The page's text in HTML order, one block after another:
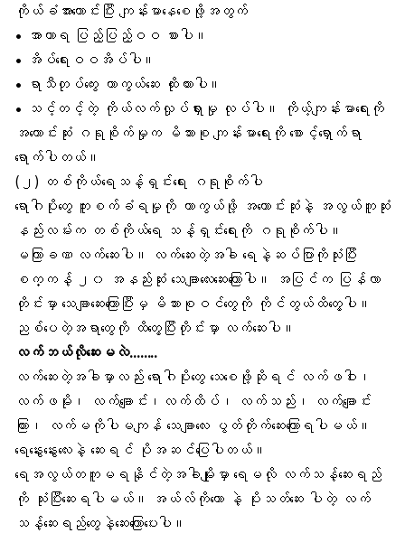
ကိုယ်ခံအားကောင်းပြီး ကျန်းမာနေစေဖို့အတွက်
• အာဟာရ ပြည့်ပြည့်ဝဝ စားပါ။
•
အိပ်ရေးဝဝအိပ် ပါ။
• ရာသီတုပ်ကွေး ကာကွယ်ဆေး ထိုးထားပါ။
• သင့်တင့်တဲ့ ကိုယ်လက်လှုပ်ရှားမှု လုပ်ပါ။ ကိုယ့်ကျန်းမာရေးကို
အကောင်းဆုံး ဂရုစိုက်မှုက မိသားစု ကျန်းမာရေးကို စောင့်ရှောက်ရာ
ရောက်ပါတယ်။
(၂) တစ်ကိုယ်ရေသန့်ရှင်းရေး ဂရုစိုက်ပါ
ရောဂါပိုးတွေ ကူးစက်ခံရမှုကို ကာကွယ်ဖို့ အကောင်းဆုံးနဲ့ အလွယ်ကူဆုံး
နည်းလမ်းက တစ်ကိုယ်ရေ သန့်ရှင်းရေးကို ဂရုစိုက်ပါ။
မကြာခဏ လက်ဆေးပါ ။ လက်ဆေးတဲ့အခါ ရေနဲ့ဆပ်ပြာ ကိုသုံးပြီး
စက္ကန့် ၂၀ အနည်းဆုံး သေချာလေးဆေးကြောပါ။ အပြင်က ပြန်လာ
တိုင်းမှာ သေချာဆေးကြောပြီးမှ မိသားစုဝင်တွေကို ကိုင်တွယ်ထိတွေ့ပါ။
ညစ်ပေတဲ့အရာတွေကို ထိတွေ့ပြီးတိုင်းမှာ လက်ဆေးပါ။
လက်ဘယ်လိုဆေးမလဲ……..
လက်ဆေးတဲ့အခါမှာလည်း ရောဂါပိုးတွေ သေစေဖို့ဆိုရင် လက်ဖဝါး၊
လက်ဖမိုး၊ လက်ချောင်း၊လက်ထိပ်၊ လက်သည်း၊ လက်ချောင်း
ကြား၊ လက်မကိုပါမကျန် သေချာလေး ပွတ်တိုက်ဆေးကြောရပါမယ်။
ရေနွေးနွေးလေးနဲ့ ဆေးရင် ပိုအဆင်ပြေပါတယ်။
ရေအလွယ်တကူမရနိုင်တဲ့အခါမျိုးမှာ ရေမလို လက်သန့်ဆေးရည်
ကို သုံးပြီးဆေးရပါမယ်။ အယ်လ်ကိုဟော နဲ့ ပိုးသတ်ဆေး ပါတဲ့ လက်
သန့်ဆေးရည်တွေနဲ့ဆေးကြောပေးပါ။